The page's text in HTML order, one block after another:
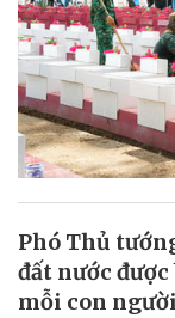
Phó Thủ
đất nước
mỗi con người